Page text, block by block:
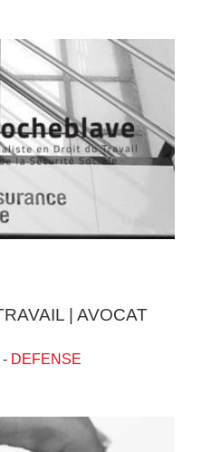
| AVOCAT
DEFENSE